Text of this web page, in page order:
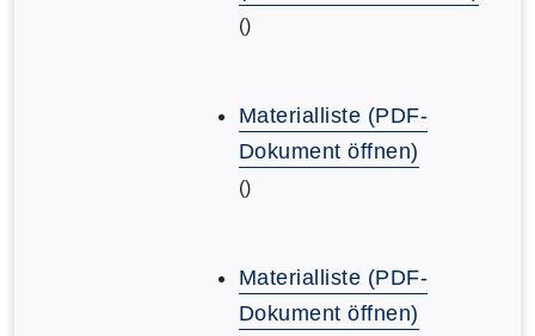
()
Materialliste (PDF-
Dokument öffnen)
()
Materialliste (PDF-
Dokument öffnen)